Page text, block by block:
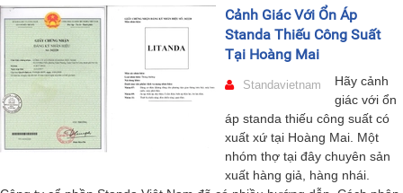
Cảnh Giác Với Ổn Áp
Standa Thiếu Công Suất
Tại Hoàng Mai
Standavietnam
Hãy cảnh
giác với ổn
áp standa thiếu công suất có
xuất xứ tại Hoàng Mai. Một
nhóm thợ tại đây chuyên sản
xuất hàng giả, hàng nhái.